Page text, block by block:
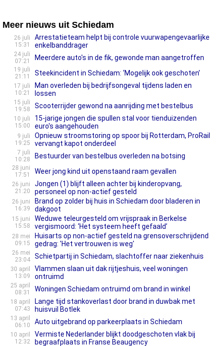
Meer nieuws uit Schiedam
26 juli
15:31
Arrestatieteam helpt bij controle vuurwapengevaarlijke
enkelbanddrager
24 juli
07:21
Meerdere auto's in de fik, gewonde man aangetroffen
19 juli
21:11
Steekincident in Schiedam: ‘Mogelijk ook geschoten’
17 juli
10:21
Man overleden bij bedrijfsongeval tijdens laden en
lossen
15 juli
19:58
Scooterrijder gewond na aanrijding met bestelbus
10 juli
15:00
15-jarige jongen die spullen stal voor tienduizenden
euro's aangehouden
9 juli
19:25
Opnieuw stroomstoring op spoor bij Rotterdam, ProRail
vervangt kapot onderdeel
7 juli
10:28
Bestuurder van bestelbus overleden na botsing
28 juni
17:51
Weer jong kind uit openstaand raam gevallen
26 juni
21:20
Jongen (1) blijft alleen achter bij kinderopvang,
personeel op non-actief gesteld
26 juni
16:39
Brand op zolder bij huis in Schiedam door bladeren in
dakgoot
15 juni
15:58
Weduwe teleurgesteld om vrijspraak in Berkelse
vergismoord: ‘Het systeem heeft gefaald’
28 mei
09:15
Huisarts op non-actief gesteld na grensoverschrijdend
gedrag: 'Het vertrouwen is weg'
26 mei
23:04
Schietpartij in Schiedam, slachtoffer naar ziekenhuis
30 april
13:09
Vlammen slaan uit dak rijtjeshuis, veel woningen
ontruimd
25 april
08:31
Woningen Schiedam ontruimd om brand in winkel
18 april
07:43
Lange tijd stankoverlast door brand in duwbak met
huisvuil Botlek
13 april
06:10
Auto uitgebrand op parkeerplaats in Schiedam
10 april
12:32
Vermiste Nederlander blijkt doodgeschoten vlak bij
begraafplaats in Franse Beaugency